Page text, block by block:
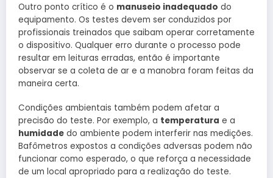
Outro ponto crítico é o manuseio inadequado do
equipamento. Os testes devem ser conduzidos por
profissionais treinados que saibam operar corretamente
o dispositivo. Qualquer erro durante o processo pode
resultar em leituras erradas, então é importante
observar se a coleta de ar e a manobra foram feitas da
maneira certa.
Condições ambientais também podem afetar a
precisão do teste. Por exemplo, a temperatura e a
humidade do ambiente podem interferir nas medições.
Bafômetros expostos a condições adversas podem não
funcionar como esperado, o que reforça a necessidade
de um local apropriado para a realização do teste.